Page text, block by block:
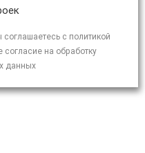
с политикой
на обработку
данных